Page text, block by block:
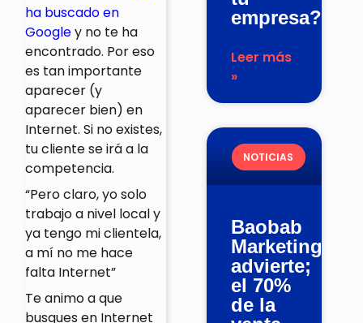
ha buscado en
Googley no te ha
encontrado. Por eso
es tan importante
aparecer (y
aparecer bien) en
Internet. Si no existes,
tu cliente se irá a la
competencia.
“Pero claro, yo solo
trabajo a nivel local y
ya tengo mi clientela,
a mí no me hace
falta Internet”
Te animo a que
busques en Internet
empresa?
Leer más
»
NOTICIAS
Baobab
Marketing
advierte;
el 70%
de la